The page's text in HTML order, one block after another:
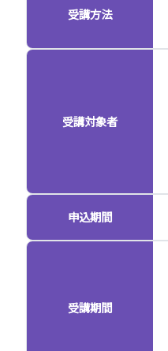
受講方法
受講対象者
申込期間
受講期間